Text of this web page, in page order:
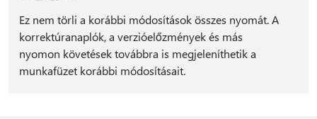
Ez nem törli a korábbi módosítások összes nyomát. A
korrektúranaplók, a verzióelőzmények és más
nyomon követések továbbra is megjeleníthetik a
munkafüzet korábbi módosításait.